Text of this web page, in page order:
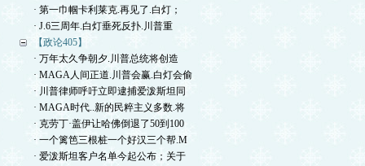
· 第一巾帼卡利莱克.再见了.白灯；
· J.6三周年.白灯垂死反扑.川普重
【政论405】
· 万年太久争朝夕.川普总统将创造
· MAGA人间正道.川普会赢.白灯会偷
· 川普律师呼吁立即逮捕爱泼斯坦同
· MAGA时代..新的民粹主义多数.将
· 克劳丁·盖伊让哈佛倒退了50到100
· 一个篱笆三根桩一个好汉三个帮.M
· 爱泼斯坦客户名单今起公布；关于